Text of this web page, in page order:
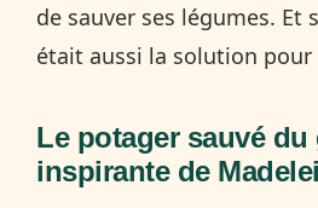
de sauver ses légumes. Et
était aussi la solution pour
Le potager sauvé du
inspirante de